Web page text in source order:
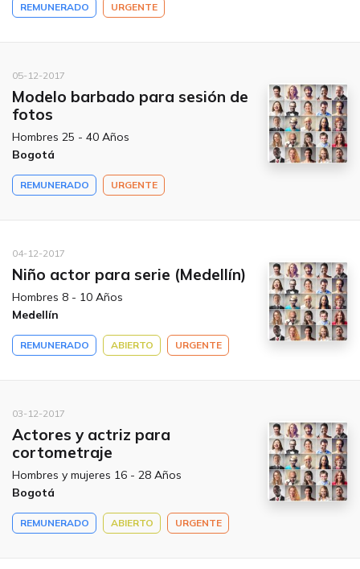
REMUNERADO URGENTE
05-12-2017
Modelo barbado para sesión de
fotos
Hombres 25 - 40 Años
Bogotá
REMUNERADO URGENTE
04-12-2017
Niño actor para serie (Medellín)
Hombres 8 - 10 Años
Medellín
REMUNERADO ABIERTO URGENTE
03-12-2017
Actores y actriz para
cortometraje
Hombres y mujeres 16 - 28 Años
Bogotá
REMUNERADO ABIERTO URGENTE